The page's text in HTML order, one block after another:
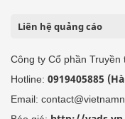
Liên hệ quảng cáo
Công ty Cổ phần Truyền
Hotline: 0919405885
Email: